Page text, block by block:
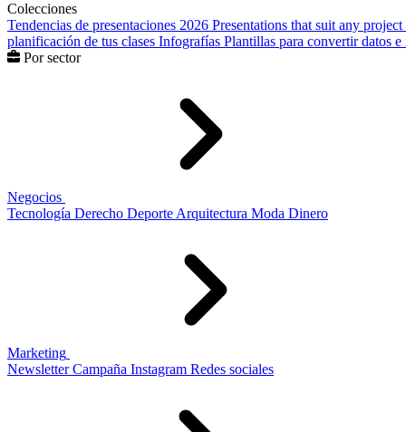
Colecciones
Tendencias de presentaciones 2026 Presentations that suit any project
planificación de tus clases Infografías Plantillas para convertir datos
Por sector
Negocios
Tecnología Derecho Deporte Arquitectura Moda Dinero
Marketing
Newsletter Campaña Instagram Redes sociales